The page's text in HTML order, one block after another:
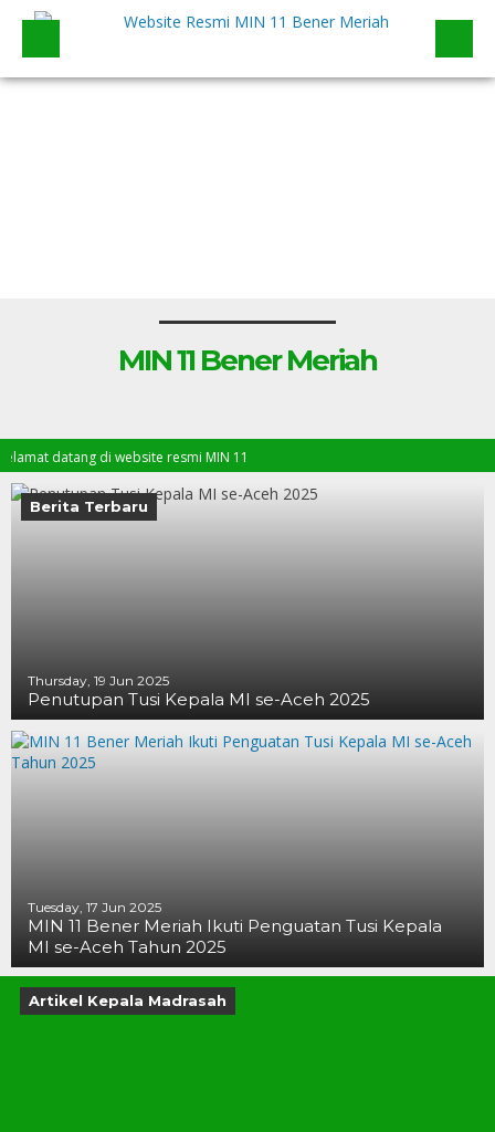
MIN 11 Bener Meriah
datang di website resmi MIN 11
Berita Terbaru
Thursday, 19 Jun 2025
Penutupan Tusi Kepala MI se-Aceh 2025
Tuesday, 17 Jun 2025
MIN 11 Bener Meriah Ikuti Penguatan Tusi Kepala
MI se-Aceh Tahun 2025
Artikel Kepala Madrasah